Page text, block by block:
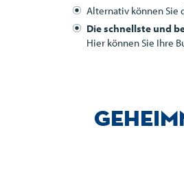
Alternativ können Sie
Die schnellste und
Hier können Sie Ihre